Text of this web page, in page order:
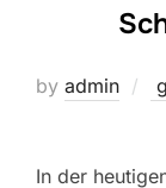
by admin
In der